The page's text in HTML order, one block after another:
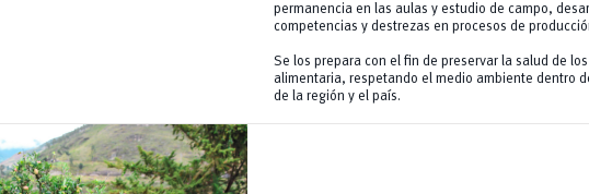
permanencia en las aulas y estudio de campo,
competencias y destrezas en procesos de
Se los prepara con el fin de preservar la salud de
alimentaria, respetando el medio ambiente dentro
de la región y el país.